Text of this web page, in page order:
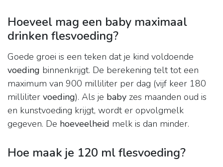
Hoeveel mag een baby maximaal
drinken flesvoeding?
Goede groei is een teken dat je kind voldoende
voeding binnenkrijgt. De berekening telt tot een
maximum van 900 milliliter per dag (vijf keer 180
milliliter voeding). Als je baby zes maanden oud is
en kunstvoeding krijgt, wordt er opvolgmelk
gegeven. De hoeveelheid melk is dan minder.
Hoe maak je 120 ml flesvoeding?